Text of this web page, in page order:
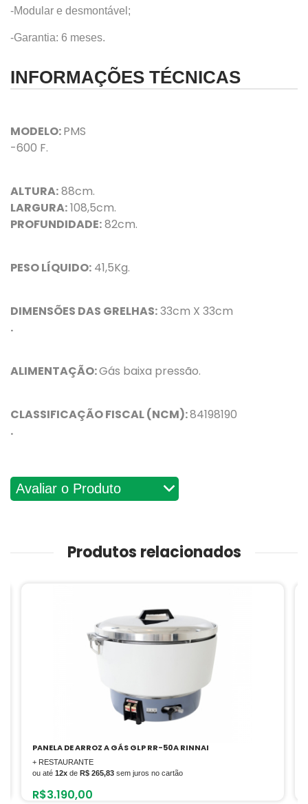
-Modular e desmontável;
-Garantia: 6 meses.
INFORMAÇÕES TÉCNICAS
MODELO:PMS
-600 F.
ALTURA:88cm.
LARGURA:108,5cm.
PROFUNDIDADE:82cm.
PESO LÍQUIDO: 41,5Kg.
DIMENSÕES DAS GRELHAS:33cm X 33cm
.
ALIMENTAÇÃO:Gás baixa pressão.
CLASSIFICAÇÃO FISCAL (NCM):84198190
.
Avaliações
Produtos relacionados
PANELA DE ARROZ A GÁS GLP RR-50A RINNAI
+ RESTAURANTE
ou até 12x de R$ 265,83 sem juros no cartão
R$3.190,00